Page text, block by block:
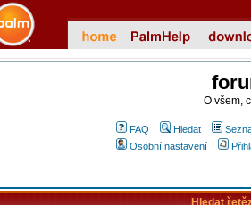
O všem,
FAQ Hledat
Osobní nastavení
Hledat